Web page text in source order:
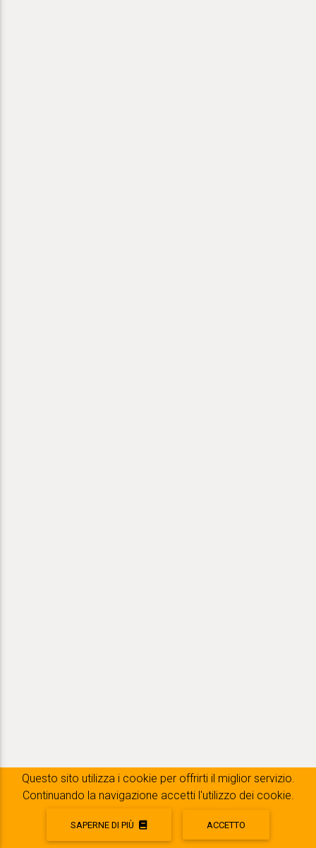
Questo sito utilizza i cookie per offrirti il ​​miglior servizio.
Continuando la navigazione accetti l'utilizzo dei cookie.
SAPERNE DI PIÙ ACCETTO